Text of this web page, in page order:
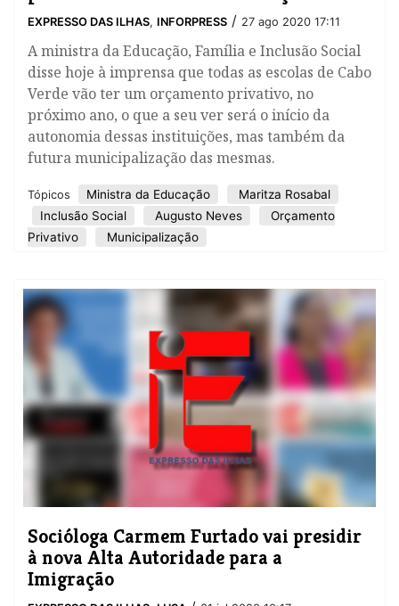
EXPRESSO DAS ILHAS, INFORPRESS / 27 ago 2020 17:11
A ministra da Educação, Família e Inclusão Social
disse hoje à imprensa que todas as escolas de Cabo
Verde vão ter um orçamento privativo, no
próximo ano, o que a seu ver será o início da
autonomia dessas instituições, mas também da
futura municipalização das mesmas.
Tópicos Ministra da Educação
Maritza Rosabal
Inclusão Social
Augusto Neves
Orçamento
Privativo
Municipalização
Socióloga Carmem Furtado vai presidir
à nova Alta Autoridade para a
Imigração